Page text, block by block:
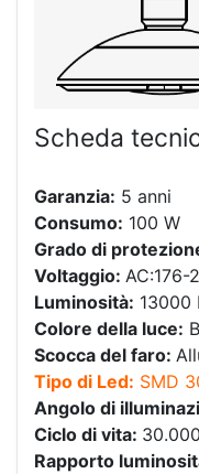
Scheda
Garanzia: 5 anni
Consumo: 100 W
Grado di
Voltaggio: AC:176-
Luminosità: 13000
Colore della luce:
Scocca del faro:
Tipo di Led: SMD
Angolo di
Ciclo di vita:
Rapporto